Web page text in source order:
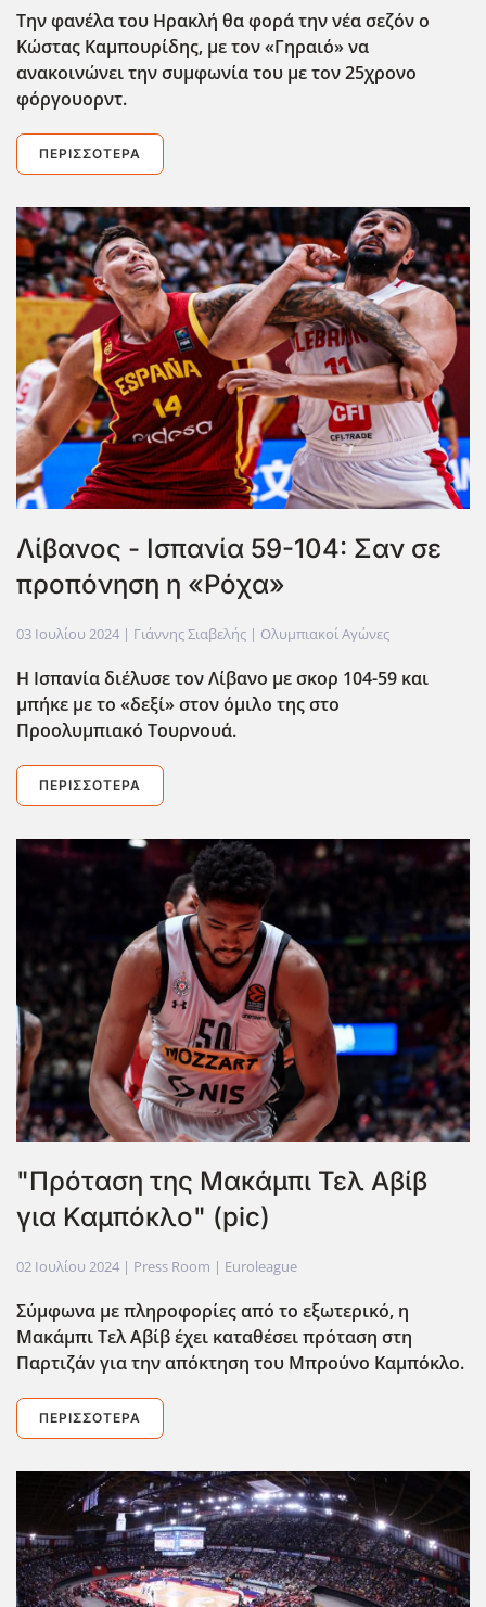
Την φανέλα του Ηρακλή θα φορά την νέα σεζόν ο
Κώστας Καμπουρίδης, με τον «Γηραιό» να
ανακοινώνει την συμφωνία του με τον 25χρονο
φόργουορντ.
ΠΕΡΙΣΣΌΤΕΡΑ
Λίβανος - Ισπανία 59-104: Σαν σε
προπόνηση η «Ρόχα»
03 Ιουλίου 2024 | Γιάννης Σιαβελής | Ολυμπιακοί Αγώνες
Η Ισπανία διέλυσε τον Λίβανο με σκορ 104-59 και
μπήκε με το «δεξί» στον όμιλο της στο
Προολυμπιακό Τουρνουά.
ΠΕΡΙΣΣΌΤΕΡΑ
"Πρόταση της Μακάμπι Τελ Αβίβ
για Καμπόκλο" (pic)
02 Ιουλίου 2024 | Press Room | Euroleague
Σύμφωνα με πληροφορίες από το εξωτερικό, η
Μακάμπι Τελ Αβίβ έχει καταθέσει πρόταση στη
Παρτιζάν για την απόκτηση του Μπρούνο Καμπόκλο.
ΠΕΡΙΣΣΌΤΕΡΑ